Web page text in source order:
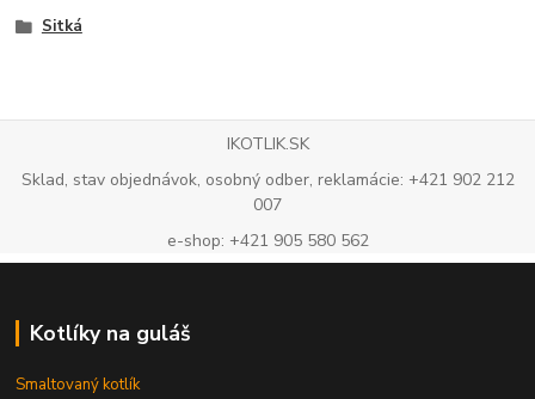
Sitká
IKOTLIK.SK
Sklad, stav objednávok, osobný odber, reklamácie: +421 902 212
007
e-shop: +421 905 580 562
Kotlíky na guláš
Smaltovaný kotlík